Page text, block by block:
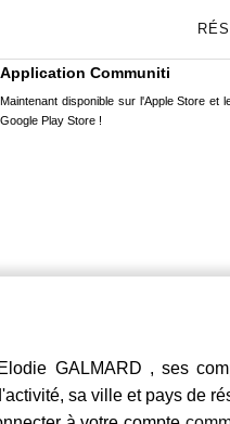
Application Communiti
Maintenant disponible sur l'Apple Store et
Google Play Store !
GALMARD , ses
sa ville et pays de